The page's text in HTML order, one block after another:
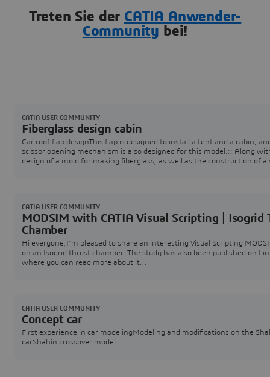
Treten Sie der CATIA Anwender-
Community bei!
Fiberglass design cabin
Car roof flap designThis flap is designed to install a tent and a cabin,
scissor opening mechanism is also designed for this model.:: Along
design of a mold for making fiberglass, as well as the construction of a
CATIA USER COMMUNITY
MODSIM with CATIA Visual Scripting | Isogrid
Chamber
Hi everyone,I'm pleased to share an interesting Visual Scripting
on an Isogrid thrust chamber. The study has also been published on
where you can read more about it
CATIA USER COMMUNITY
Concept car
First experience in car modelingModeling and modifications on the
carShahin crossover model
CATIA USER COMMUNITY